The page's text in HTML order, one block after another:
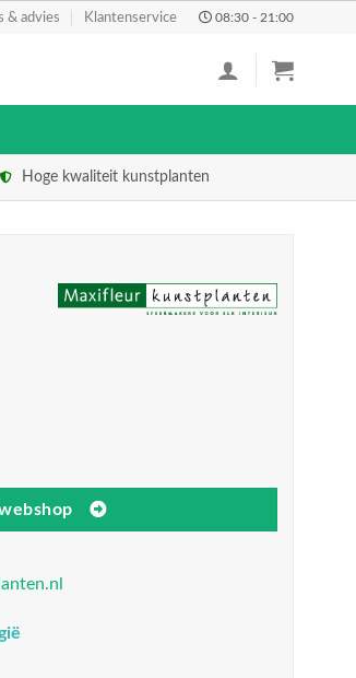
& advies Klantenservice 08:30 - 21:00
Hoge kwaliteit kunstplanten